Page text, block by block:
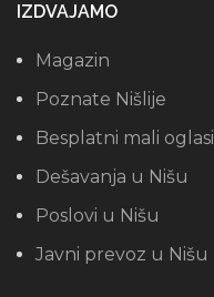
IZDVAJAMO
Magazin
Poznate Nišlije
Besplatni mali oglasi
Dešavanja u Nišu
Poslovi u Nišu
Javni prevoz u Nišu